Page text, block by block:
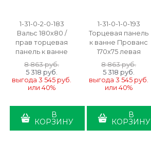
1-31-0-2-0-183
Вальс 180х80 /
прав торцевая
панель к ванне
8 863 руб.
5 318 руб.
выгода 3 545 руб.
или 40%
В
КОРЗИНУ
1-31-0-1-0-193
Торцевая панель
к ванне Прованс
170х75 левая
8 863 руб.
5 318 руб.
выгода 3 545 руб.
или 40%
В
КОРЗИНУ